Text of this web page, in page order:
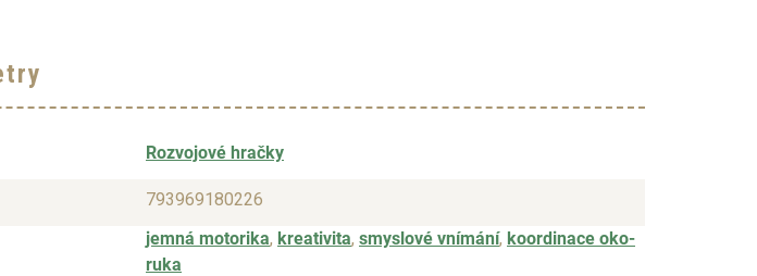
Rozvojové hračky
793969180226
jemná motorika, kreativita, smyslové vnímání, koordinace oko-
ruka